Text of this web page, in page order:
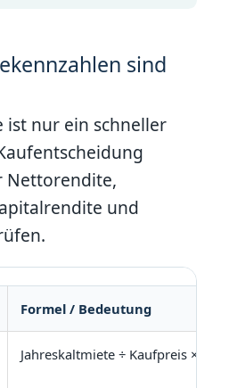
sind
nur ein schneller
Nettorendite,
und
Formel / Bedeutung
Jahreskaltmiete ÷ Kaufpreis × 100